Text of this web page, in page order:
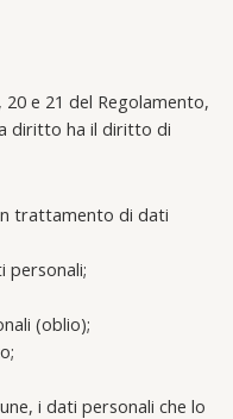
e 21 del Regolamento,
diritto ha il diritto di
trattamento di dati
personali;
(oblio);
i dati personali che lo